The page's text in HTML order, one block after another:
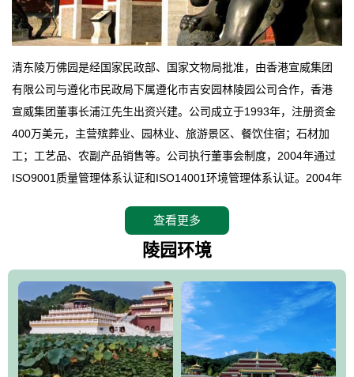
清东陵万佛园是经国家民政部、国家文物局批准，由香港宣威集团
有限公司与遵化市民政局下属遵化市吉安园林陵园公司合作，香港
宣威集团董事长浦江先生出资兴建。公司成立于1993年，注册资金
400万美元，主营殡葬业、园林业、旅游景区、餐饮住宿；石材加
工；工艺品、农副产品销售等。公司执行董事会制度，2004年通过
ISO9001质量管理体系认证和ISO14001环境管理体系认证。2004年
拥有4A级旅游区头衔的花园式陵园，园内建有四星级酒店一座。
万佛园位于遵化市境内，座落在世界文化遗产清东陵地形墙内，地
形绝佳，地理位置优越，交通便利。公司以“建设全国顶级人生后花
园、打造佛教精品旅游圣地”为目标，以海外归侨、国内外知名人士
的墓地安葬、祭祀吊亡并结合旅游参观构成其主要使用功能；以苍
郁绚丽、优雅宜人的园林景观构成其外部形象。通过墓园建设与造
园手法相结合的默契操作，建成一处特色鲜明、服务周全、环境优
查看更多
陵园环境